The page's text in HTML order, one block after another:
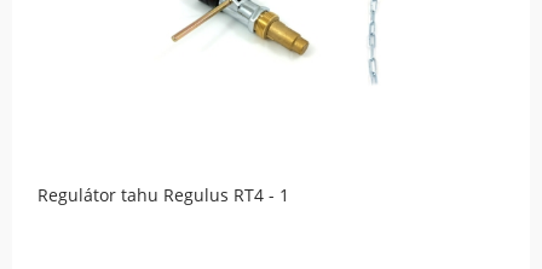
Regulátor tahu Regulus RT4 - 1